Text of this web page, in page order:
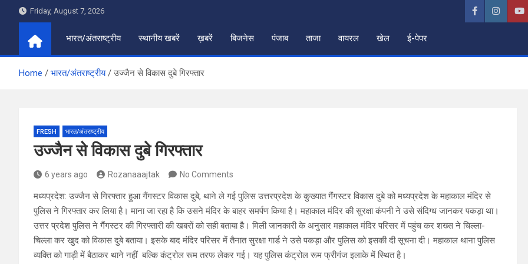
Friday, August 7, 2026
भारत/अंतराष्ट्रीय स्थानीय खबरें ख़बरें बिजनेस पंजाब ताजा वायरल खेल ई-पेपर
Home भारत/अंतराष्ट्रीय उज्जैन से विकास दुबे गिरफ्तार
FRESH भारत/अंतराष्ट्रीय
उज्जैन से विकास दुबे गिरफ्तार
6 years ago Rozanaaajtak No Comments
मध्यप्रदेश: उज्जैन से गिरफ्तार हुआ गैंगस्टर विकास दुबे, थाने ले गई पुलिस उत्तरप्रदेश के कुख्यात गैंगस्टर विकास दुबे को मध्यप्रदेश के महाकाल मंदिर से
पुलिस ने गिरफ्तार कर लिया है। माना जा रहा है कि उसने मंदिर के बाहर समर्पण किया है। महाकाल मंदिर की सुरक्षा कंपनी ने उसे संदिग्ध जानकर पकड़ा था।
उत्तर प्रदेश पुलिस ने गैंगस्टर की गिरफ्तारी की खबरों को सही बताया है। मिली जानकारी के अनुसार महाकाल मंदिर परिसर में पहुंच कर शख्स ने चिल्ला-
चिल्ला कर खुद को विकास दुबे बताया। इसके बाद मंदिर परिसर में तैनात सुरक्षा गार्ड ने उसे पकड़ा और पुलिस को इसकी दी सूचना दी। महाकाल थाना पुलिस
व्यक्ति को गाड़ी में बैठाकर थाने नहीं बल्कि कंट्रोल रूम तरफ लेकर गई। यह पुलिस कंट्रोल रूम फ्रीगंज इलाके में स्थित है।